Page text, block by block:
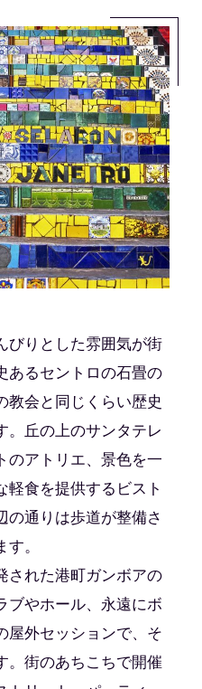
びりとした雰囲気が街
あるセントロの石畳の
教会と同じくらい歴史
。丘の上のサンタテレ
のアトリエ、景色を一
軽食を提供するビスト
の通りは歩道が整備さ
。
された港町ガンボアの
ブやホール、永遠にボ
屋外セッションで、そ
。街のあちこちで開催